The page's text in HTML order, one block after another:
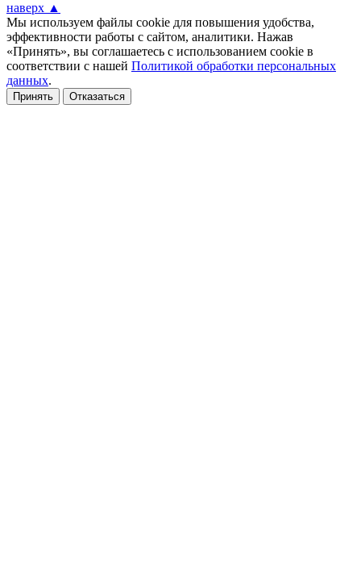
наверх ▲
Мы используем файлы cookie для повышения удобства,
эффективности работы с сайтом, аналитики. Нажав
«Принять», вы соглашаетесь с использованием cookie в
соответствии с нашей Политикой обработки персональных
данных.
Принять Отказаться